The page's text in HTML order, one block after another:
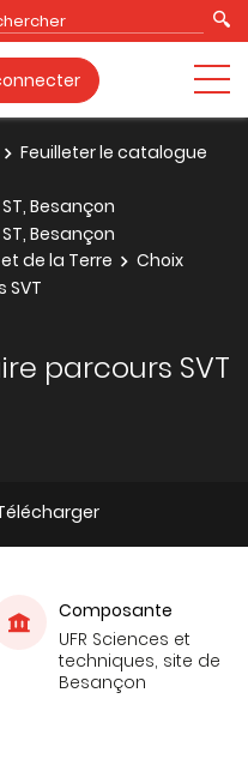
Feuilleter le catalogue
Besançon
Besançon
de la Terre
Choix
SVT
parcours SVT
Composante
UFR Sciences et
techniques, site de
Besançon